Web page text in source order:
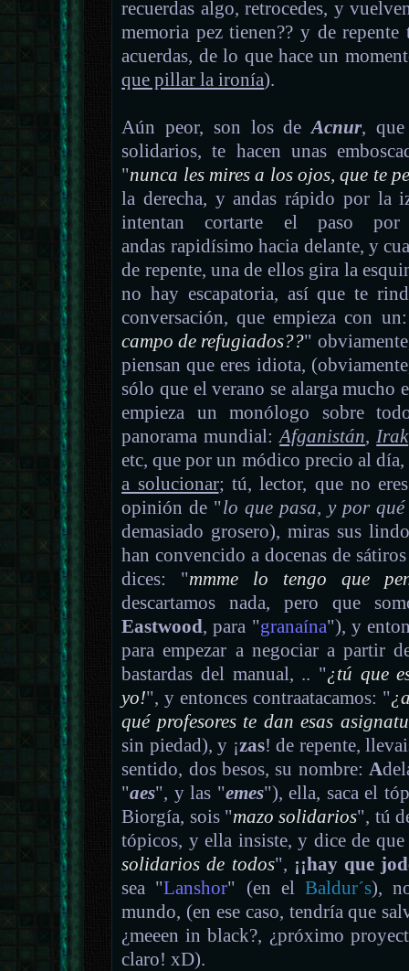
recuerdas algo, retrocedes, y
memoria pez tienen?? y de
acuerdas, de lo que hace un
que pillar la ironía).
Aún peor, son los deAcnur,
solidarios, te hacen unas
"nunca les mires a los ojos, que te
la derecha, y andas rápido por la
intentan cortarte el paso
andas rapidísimo hacia delante, y
de repente, una de ellos gira la
no hay escapatoria, así que te
conversación, que empieza con
campo de refugiados??"
piensan que eres idiota,
sólo que el verano se alarga mucho
empieza un monólogo sobre
panorama mundial:Afganistán, Irak
etc, que por un módico precio al
a solucionar; tú, lector, que no
opinión de "lo que pasa, y por qué
demasiado grosero), miras sus
han convencido a docenas de
dices: "mmme lo tengo que
descartamos nada, pero que
Eastwood, para "granaína"), y
para empezar a negociar a partir
bastardas del manual, .. "¿tú que
yo!", y entonces contraatacamos: "
qué profesores te dan esas
sin piedad), y ¡zas! de repente,
sentido, dos besos, su nombre: A
"aes", y las "emes"), ella, saca el
Biorgía, sois "mazo solidarios", tú
tópicos, y ella insiste, y dice de
solidarios de todos", ¡¡hay que
sea "Lanshor" (en el Baldur´s),
mundo, (en ese caso, tendría que
¿meeen in black?, ¿próximo
claro! xD).